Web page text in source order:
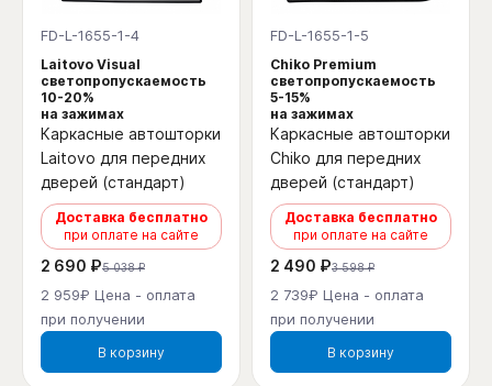
FD-L-1655-1-4
Laitovo Visual
светопропускаемость
10-20%
на зажимах
Каркасные автошторки
Laitovo для передних
дверей (стандарт)
Доставка бесплатно
при оплате на сайте
2 690 ₽5 038 ₽
2 959₽ Цена - оплата
при получении
В корзину
FD-L-1655-1-5
Chiko Premium
светопропускаемость
5-15%
на зажимах
Каркасные автошторки
Chiko для передних
дверей (стандарт)
Доставка бесплатно
при оплате на сайте
2 490 ₽3 598 ₽
2 739₽ Цена - оплата
при получении
В корзину